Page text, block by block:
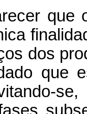
que
dos
que